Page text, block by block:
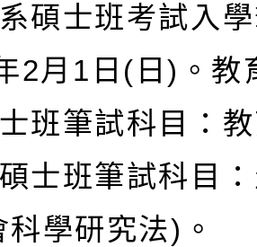
碩士班考試入
2月 1 日 ( 日) 。
班筆試科目：
士班筆試科目
科學研究法) 。